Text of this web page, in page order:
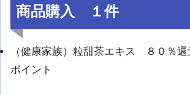
商品購入 １件
（健康家族）粒甜茶エキス ８０％
ポイント